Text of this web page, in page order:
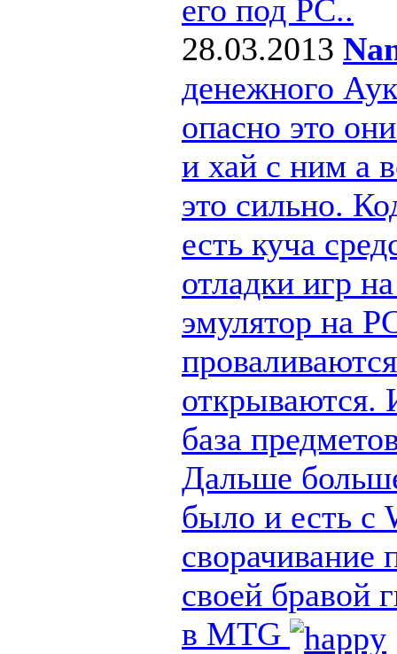
его под РС..
28.03.2013
денежного
опасно это
и хай с ним а
это сильно.
есть куча
отладки игр
эмулятор на
открываются.
база
Дальше
было и есть с
сворачивание
своей бравой
в MTG